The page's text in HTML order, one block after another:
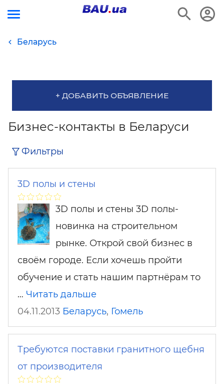
Беларусь
+ ДОБАВИТЬ ОБЪЯВЛЕНИЕ
Бизнес-контакты в Беларуси
Фильтры
3D полы и стены
3D полы и стены 3D полы-
новинка на строительном
рынке. Открой свой бизнес в
своём городе. Если хочешь пройти
обучение и стать нашим партнёрам то
… Читать дальше
04.11.2013 Беларусь, Гомель
Требуются поставки гранитного щебня
от производителя